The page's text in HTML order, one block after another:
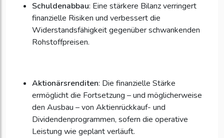
Schuldenabbau: Eine stärkere Bilanz verringert
finanzielle Risiken und verbessert die
Widerstandsfähigkeit gegenüber schwankenden
Rohstoffpreisen.
Aktionärsrenditen: Die finanzielle Stärke
ermöglicht die Fortsetzung – und möglicherweise
den Ausbau – von Aktienrückkauf- und
Dividendenprogrammen, sofern die operative
Leistung wie geplant verläuft.